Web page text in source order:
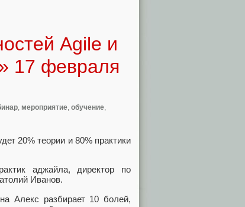
Agile и
17 февраля
мероприятие обучение
20% теории и 80% практики
аджайла, директор по
Иванов.
Алекс разбирает 10 болей,